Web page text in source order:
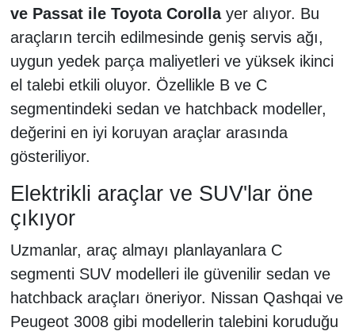
ve Passat ile Toyota Corollayer alıyor. Bu
araçların tercih edilmesinde geniş servis ağı,
uygun yedek parça maliyetleri ve yüksek ikinci
el talebi etkili oluyor. Özellikle B ve C
segmentindeki sedan ve hatchback modeller,
değerini en iyi koruyan araçlar arasında
gösteriliyor.
Elektrikli araçlar ve SUV'lar öne
çıkıyor
Uzmanlar, araç almayı planlayanlara C
segmenti SUV modelleri ile güvenilir sedan ve
hatchback araçları öneriyor. Nissan Qashqai ve
Peugeot 3008 gibi modellerin talebini koruduğu